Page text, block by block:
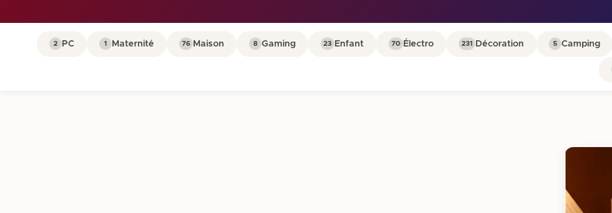
Camping
5
Décoration
231
Électro
70
Enfant
23
Gaming
8
Maison
76
Maternité
1
PC
2